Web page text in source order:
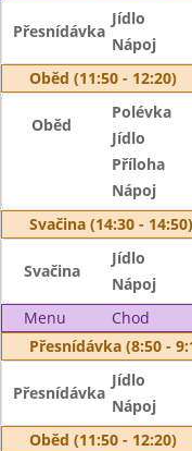
Přesnídávka
Jídlo
Nápoj
Oběd (11:50 - 12:20)
Oběd
Polévka
Jídlo
Příloha
Nápoj
Svačina (14:30 - 14:50)
Svačina
Jídlo
Nápoj
Menu
Chod
Přesnídávka (8:50 -
Přesnídávka
Jídlo
Nápoj
Oběd (11:50 - 12:20)